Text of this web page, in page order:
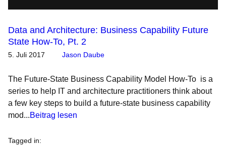
Data and Architecture: Business Capability Future
State How-To, Pt. 2
5. Juli 2017 Jason Daube
The Future-State Business Capability Model How-To is a
series to help IT and architecture practitioners think about
a few key steps to build a future-state business capability
mod...Beitrag lesen
Tagged in: